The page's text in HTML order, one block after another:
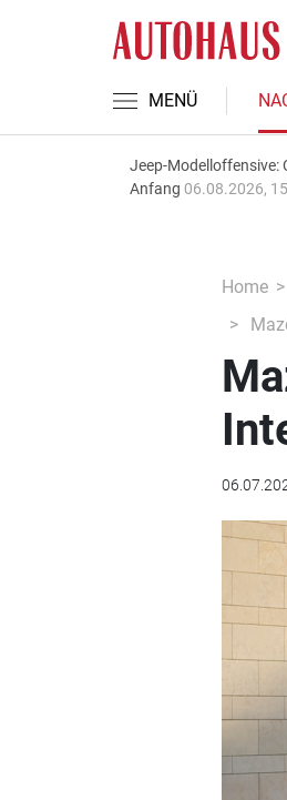
MENÜ
Jeep-Modelloffensive:
Anfang 06.08.2026,
Home